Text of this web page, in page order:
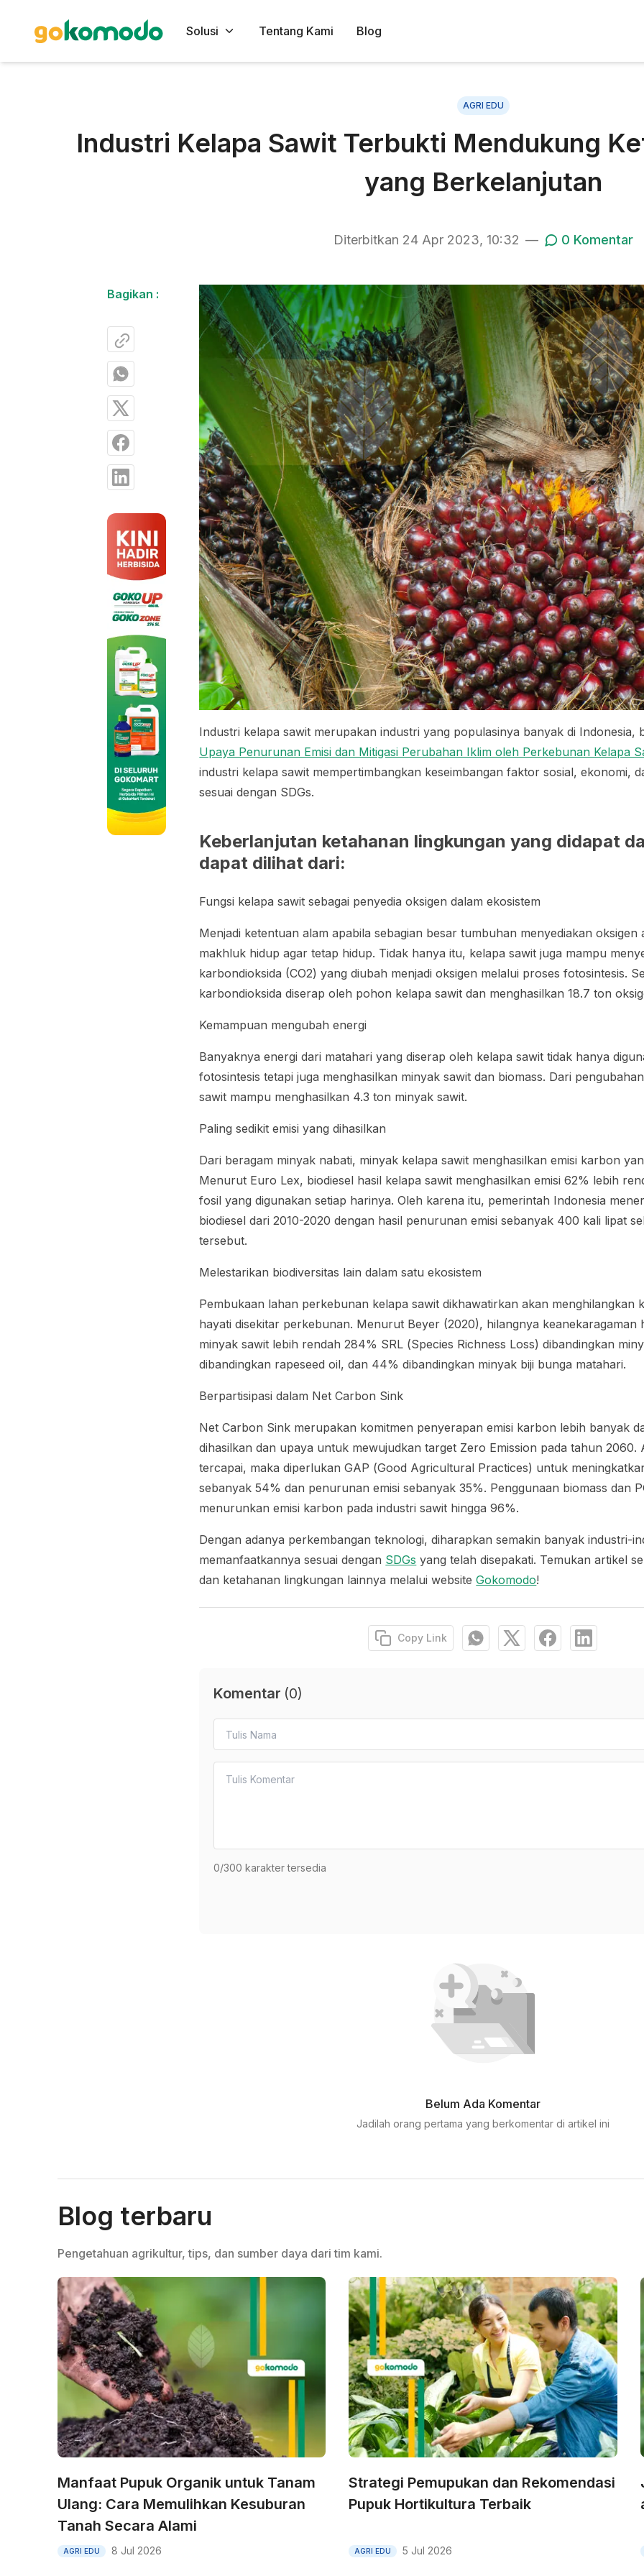
Solusi Tentang Kami Blog
AGRI EDU
Industri Kelapa Sawit Terbukti Mendukung
yang Berkelanjutan
Diterbitkan 24 Apr 2023, 10:32 — 0 Komentar
Bagikan :
Industri kelapa sawit merupakan industri yang populasinya banyak di Indonesia,
Upaya Penurunan Emisi dan Mitigasi Perubahan Iklim oleh Perkebunan Kelapa
industri kelapa sawit mempertimbangkan keseimbangan faktor sosial, ekonomi,
sesuai dengan SDGs.
Keberlanjutan ketahanan lingkungan yang didapat
dapat dilihat dari:
Fungsi kelapa sawit sebagai penyedia oksigen dalam ekosistem
Menjadi ketentuan alam apabila sebagian besar tumbuhan menyediakan oksigen
makhluk hidup agar tetap hidup. Tidak hanya itu, kelapa sawit juga mampu
karbondioksida (CO2) yang diubah menjadi oksigen melalui proses fotosintesis.
karbondioksida diserap oleh pohon kelapa sawit dan menghasilkan 18.7 ton
Kemampuan mengubah energi
Banyaknya energi dari matahari yang diserap oleh kelapa sawit tidak hanya
fotosintesis tetapi juga menghasilkan minyak sawit dan biomass. Dari
sawit mampu menghasilkan 4.3 ton minyak sawit.
Paling sedikit emisi yang dihasilkan
Dari beragam minyak nabati, minyak kelapa sawit menghasilkan emisi karbon
Menurut Euro Lex, biodiesel hasil kelapa sawit menghasilkan emisi 62% lebih
fosil yang digunakan setiap harinya. Oleh karena itu, pemerintah Indonesia
biodiesel dari 2010-2020 dengan hasil penurunan emisi sebanyak 400 kali lipat
tersebut.
Melestarikan biodiversitas lain dalam satu ekosistem
Pembukaan lahan perkebunan kelapa sawit dikhawatirkan akan menghilangkan
hayati disekitar perkebunan. Menurut Beyer (2020), hilangnya keanekaragaman
minyak sawit lebih rendah 284% SRL (Species Richness Loss) dibandingkan
dibandingkan rapeseed oil, dan 44% dibandingkan minyak biji bunga matahari.
Berpartisipasi dalam Net Carbon Sink
Net Carbon Sink merupakan komitmen penyerapan emisi karbon lebih banyak
dihasilkan dan upaya untuk mewujudkan target Zero Emission pada tahun 2060.
tercapai, maka diperlukan GAP (Good Agricultural Practices) untuk
sebanyak 54% dan penurunan emisi sebanyak 35%. Penggunaan biomass dan
menurunkan emisi karbon pada industri sawit hingga 96%.
Dengan adanya perkembangan teknologi, diharapkan semakin banyak industri-
memanfaatkannya sesuai dengan SDGs yang telah disepakati. Temukan artikel
dan ketahanan lingkungan lainnya melalui websiteGokomodo!
Copy Link
Komentar (0)
0/300 karakter tersedia
Belum Ada Komentar
Jadilah orang pertama yang berkomentar di artikel ini
Blog terbaru
Pengetahuan agrikultur, tips, dan sumber daya dari tim kami.
Manfaat Pupuk Organik untuk Tanam
Ulang: Cara Memulihkan Kesuburan
Tanah Secara Alami
AGRI EDU 8 Jul 2026
Strategi Pemupukan dan Rekomendasi
Pupuk Hortikultura Terbaik
AGRI EDU 5 Jul 2026